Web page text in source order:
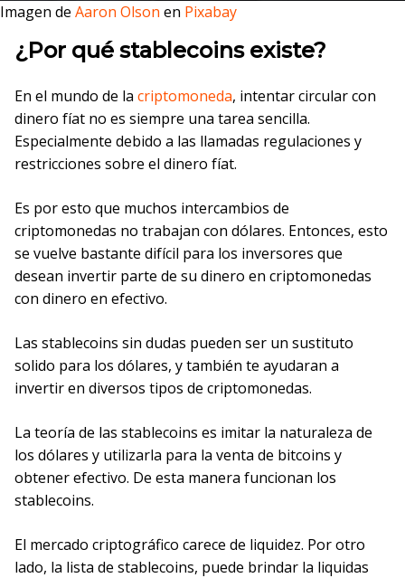
Imagen de Aaron Olson en Pixabay
¿Por qué stablecoins existe?
En el mundo de la criptomoneda, intentar circular con
dinero fíat no es siempre una tarea sencilla.
Especialmente debido a las llamadas regulaciones y
restricciones sobre el dinero fíat.
Es por esto que muchos intercambios de
criptomonedas no trabajan con dólares. Entonces, esto
se vuelve bastante difícil para los inversores que
desean invertir parte de su dinero en criptomonedas
con dinero en efectivo.
Las stablecoins sin dudas pueden ser un sustituto
solido para los dólares, y también te ayudaran a
invertir en diversos tipos de criptomonedas.
La teoría de las stablecoins es imitar la naturaleza de
los dólares y utilizarla para la venta de bitcoins y
obtener efectivo. De esta manera funcionan los
stablecoins.
El mercado criptográfico carece de liquidez. Por otro
lado, la lista de stablecoins, puede brindar la liquidas